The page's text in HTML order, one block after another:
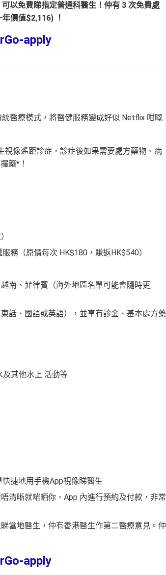
可以免費睇指定普通科醫生！仲有 3 次免費處
年價值$2,116) ！
apply
醫療模式，將醫健服務變成好似 Netflix 咁嘅
像遙距診症，診症後如果需要處方藥物、病
藥*！
務（原價每次 HK$180，賺返HK$540）
南、菲律賓（海外地區名單可能會隨時更
話、國語或英語），並享有診金、基本處方藥
其他水上 活動等
捷地用手機App視像睇醫生
清晰就啱晒你，App 內進行預約及付款，非常
當地醫生，仲有香港醫生作第二醫療意見。仲
apply